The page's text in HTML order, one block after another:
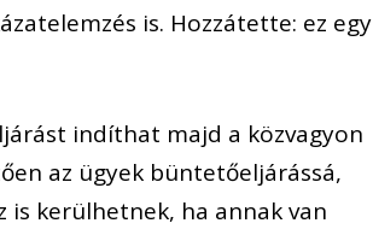
is. Hozzátette: ez egy
indíthat majd a közvagyon
az ügyek büntetőeljárássá,
kerülhetnek, ha annak van